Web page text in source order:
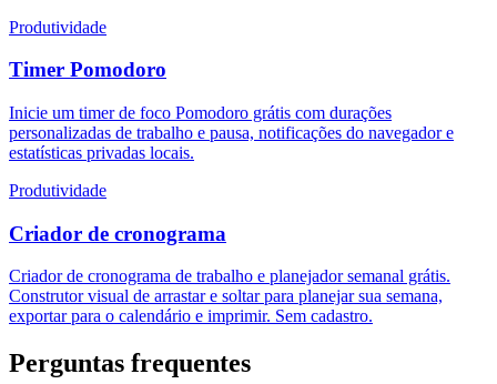
Produtividade
Timer Pomodoro
Inicie um timer de foco Pomodoro grátis com durações
personalizadas de trabalho e pausa, notificações do navegador e
estatísticas privadas locais.
Produtividade
Criador de cronograma
Criador de cronograma de trabalho e planejador semanal grátis.
Construtor visual de arrastar e soltar para planejar sua semana,
exportar para o calendário e imprimir. Sem cadastro.
Perguntas frequentes